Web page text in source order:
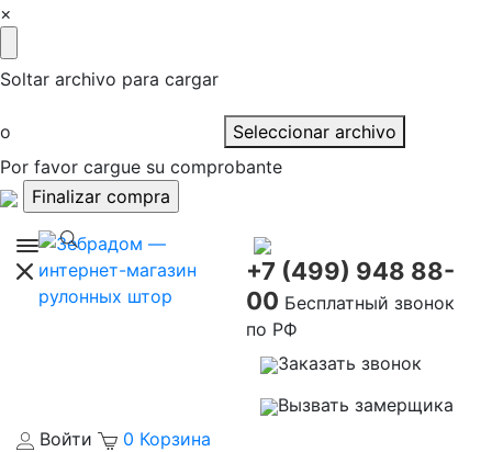
×
Soltar archivo para cargar
o
Seleccionar archivo
Por favor cargue su comprobante
+7 (499) 948 88-
00 Бесплатный звонок
по РФ
Заказать звонок
Вызвать замерщика
Войти
0 Корзина